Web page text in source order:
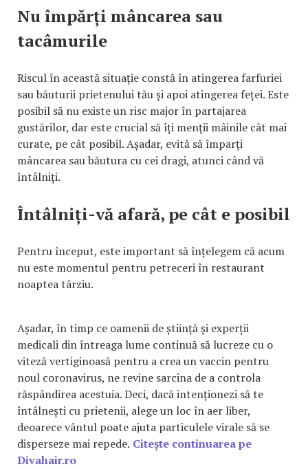
Nu împărți mâncarea sau
tacâmurile
Riscul în această situație constă în atingerea farfuriei
sau băuturii prietenului tău și apoi atingerea feței. Este
posibil să nu existe un risc major în partajarea
gustărilor, dar este crucial să îți menții mâinile cât mai
curate, pe cât posibil. Așadar, evită să împarți
mâncarea sau băutura cu cei dragi, atunci când vă
întâlniți.
Întâlniți-vă afară, pe cât e posibil
Pentru început, este important să înțelegem că acum
nu este momentul pentru petreceri în restaurant
noaptea târziu.
Așadar, în timp ce oamenii de știință și experții
medicali din întreaga lume continuă să lucreze cu o
viteză vertiginoasă pentru a crea un vaccin pentru
noul coronavirus, ne revine sarcina de a controla
răspândirea acestuia. Deci, dacă intenționezi să te
întâlnești cu prietenii, alege un loc în aer liber,
deoarece vântul poate ajuta particulele virale să se
disperseze mai repede. Citește continuarea pe
Divahair.ro